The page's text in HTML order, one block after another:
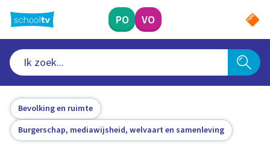
naar
hoofdinhoud
PO VO
Bevolking en ruimte
Burgerschap, mediawijsheid, welvaart en samenleving